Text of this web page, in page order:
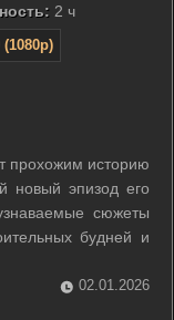
2 ч
(1080p)
прохожим историю
новый эпизод его
сюжеты
будней и
приключений в
образы из классики
02.01.2026